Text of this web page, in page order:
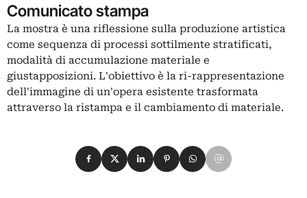
Comunicato stampa
La mostra è una riflessione sulla produzione artistica
come sequenza di processi sottilmente stratificati,
modalità di accumulazione materiale e
giustapposizioni. L'obiettivo è la ri-rappresentazione
dell'immagine di un'opera esistente trasformata
attraverso la ristampa e il cambiamento di materiale.
Condividi su Facebook
Condividi su X
Condividi su LinkedIn
Condividi su Pinterest
Condividi su WhatsApp
Condividi su Email